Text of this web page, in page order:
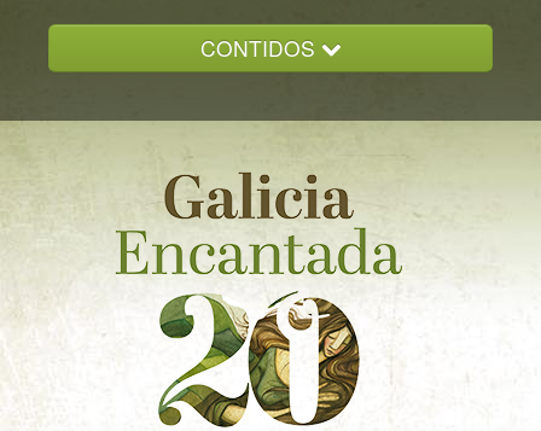
CONTIDOS
GALICIA ENCANTADA
DOCUMENTACION
NOVAS
CONTACTO